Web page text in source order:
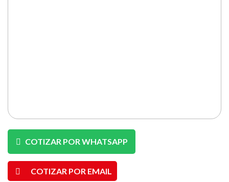
COTIZAR POR WHATSAPP
COTIZAR POR EMAIL